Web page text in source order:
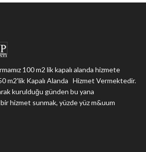
100 m2 lik kapalı alanda hizmete
m2'lik Kapalı Alanda Hizmet Vermektedir.
kurulduğu günden bu yana
hizmet sunmak, yüzde yüz m&uum